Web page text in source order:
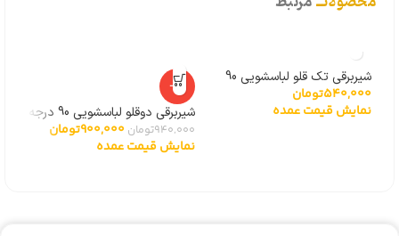
شیربرقی تک قلو لباسشویی 90
درجه بایترون
540,000تومان
نمایش قیمت عمده
-4%
شیربرقی دوقلو لباسشویی 90 درجه
توشیبا
940,000تومان 900,000تومان
نمایش قیمت عمده